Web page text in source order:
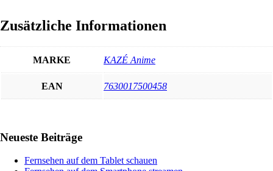
Zusätzliche Informationen
MARKE KAZÉ Anime
EAN 7630017500458
Sidebar
Neueste Beiträge
Fernsehen auf dem Tablet schauen